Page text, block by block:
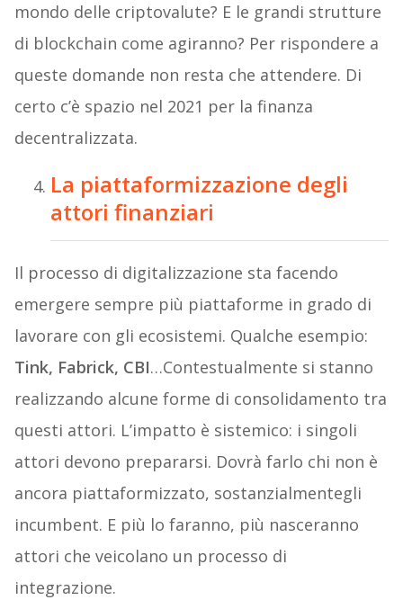
mondo delle criptovalute? E le grandi strutture
di blockchain come agiranno? Per rispondere a
queste domande non resta che attendere. Di
certo c’è spazio nel 2021 per la finanza
decentralizzata.
La piattaformizzazione degli
attori finanziari
Il processo di digitalizzazione sta facendo
emergere sempre più piattaforme in grado di
lavorare con gli ecosistemi. Qualche esempio:
Tink, Fabrick, CBI…Contestualmente si stanno
realizzando alcune forme di consolidamento tra
questi attori. L’impatto è sistemico: i singoli
attori devono prepararsi. Dovrà farlo chi non è
ancora piattaformizzato, sostanzialmentegli
incumbent. E più lo faranno, più nasceranno
attori che veicolano un processo di
integrazione.